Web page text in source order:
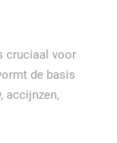
cruciaal voor
de basis
accijnzen,